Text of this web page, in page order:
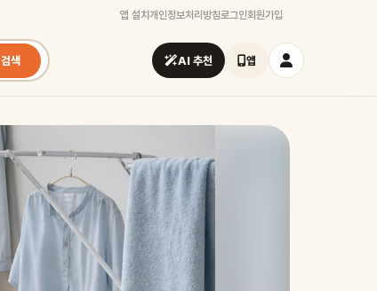
앱 설치 개인정보처리방침로그인회원가입
검색 AI 추천 앱